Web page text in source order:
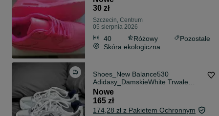
30 zł
Szczecin, Centrum
05 sierpnia 2026
40 Różowy
Pozostałe
Skóra ekologiczna
Shoes_New Balance530
Adidasy_DamskieWhite Trwałe
41,5
Nowe
165 zł
174,28 zł z Pakietem Ochronnym